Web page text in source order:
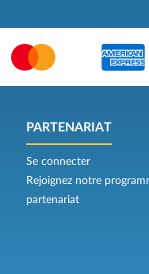
PARTENARIAT
Se connecter
Rejoignez notre
partenariat